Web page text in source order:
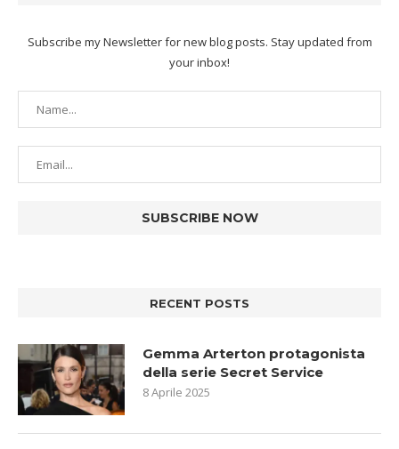
Subscribe my Newsletter for new blog posts. Stay updated from
your inbox!
RECENT POSTS
Gemma Arterton protagonista
della serie Secret Service
8 Aprile 2025